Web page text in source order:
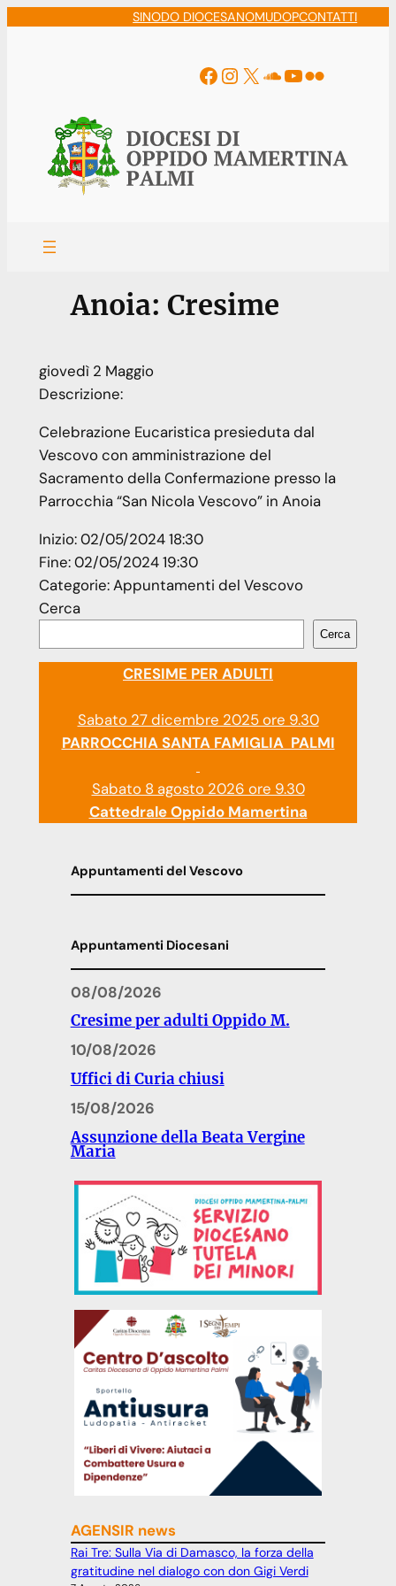
SINODO DIOCESANOMUDOPCONTATTI
Facebook
Instagram
X Soundcloud
YouTube
Flickr
Anoia: Cresime
giovedì 2 Maggio
Descrizione:
Celebrazione Eucaristica presieduta dal
Vescovo con amministrazione del
Sacramento della Confermazione presso la
Parrocchia “San Nicola Vescovo” in Anoia
Inizio:02/05/2024 18:30
Fine:02/05/2024 19:30
Categorie:Appuntamenti del Vescovo
Cerca
Cerca
CRESIME PER ADULTI
Sabato 27 dicembre 2025 ore 9.30
PARROCCHIA SANTA FAMIGLIA PALMI
Sabato 8 agosto 2026 ore 9.30
Cattedrale Oppido Mamertina
Appuntamenti del Vescovo
Appuntamenti Diocesani
08/08/2026
Cresime per adulti Oppido M.
10/08/2026
Uffici di Curia chiusi
15/08/2026
Assunzione della Beata Vergine
Maria
AGENSIR news
Rai Tre: Sulla Via di Damasco, la forza della
gratitudine nel dialogo con don Gigi Verdi